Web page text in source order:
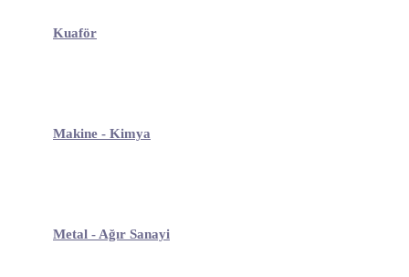
Kuaför
Makine - Kimya
Metal - Ağır Sanayi